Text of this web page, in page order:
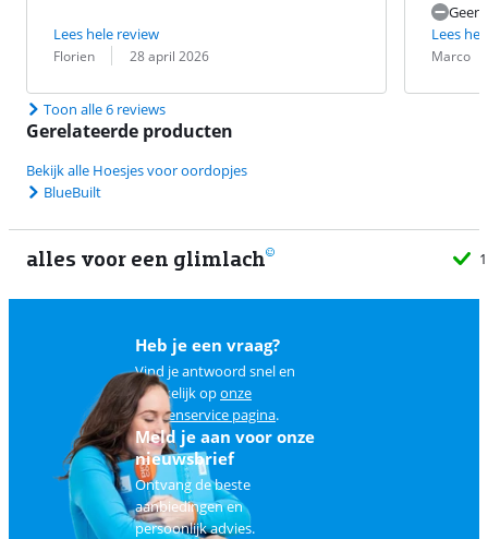
Lees hele review
Beoordeling door:
Florien
Datum: 28 april 2026
Geen.
Lees
Marco
Datum:
Toon alle 6 reviews
Gerelateerde producten
Bekijk alle Hoesjes voor oordopjes
BlueBuilt
alles voor een glimlach
Heb je een vraag?
Vind je antwoord snel en
makkelijk oponze
klantenservice pagina.
Meld je aan voor onze
nieuwsbrief
Ontvang de beste
aanbiedingen en
persoonlijk advies.